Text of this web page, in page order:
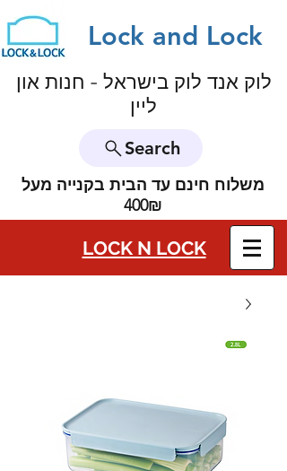
Lock and Lock
לוק אנד לוק בישראל - חנות און
ליין
Search
משלוח חינם עד הבית בקנייה מעל
400₪
LOCK N LOCK